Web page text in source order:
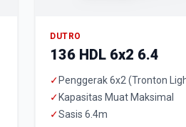
DUTRO
136 HDL 6x2 6.4
✓ Penggerak 6x2 (Tronton
✓ Kapasitas Muat Maksimal
✓Sasis 6.4m